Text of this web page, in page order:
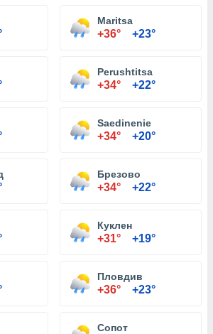
Maritsa
+36° +23°
Perushtitsa
+34° +22°
Saedinenie
+34° +20°
Брезово
+34° +22°
Куклен
+31° +19°
Пловдив
+36° +23°
Сопот